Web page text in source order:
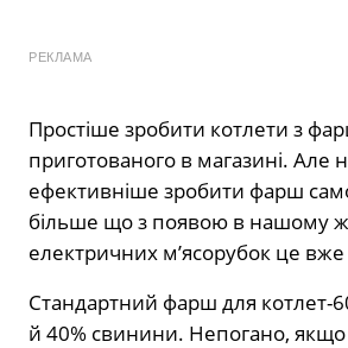
РЕКЛАМА
Простіше зробити котлети з
приготованого в магазині. Але
ефективніше зробити фарш
більше що з появою в нашому
електричних м’ясорубок це
Стандартний фарш для котлет-
й 40% свинини. Непогано, якщо